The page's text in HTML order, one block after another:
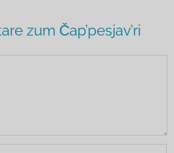
zum Čap’pesjav’ri